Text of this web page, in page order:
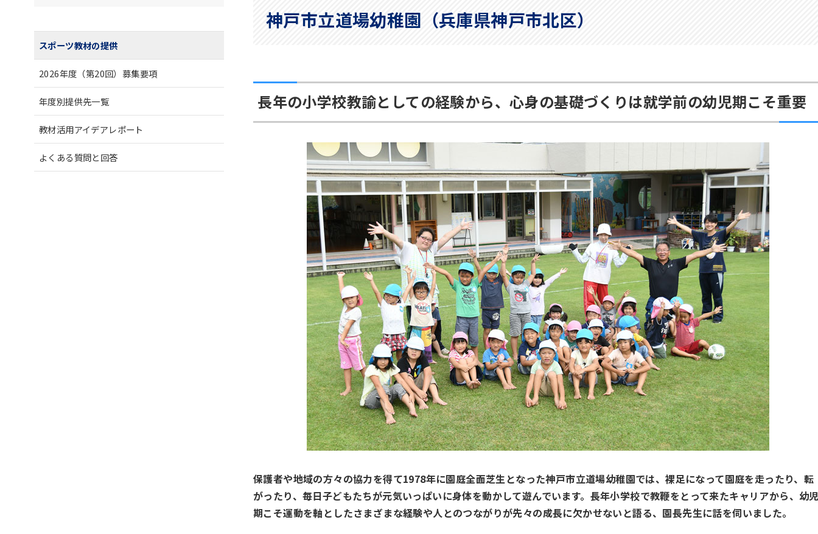
神戸市立道場幼稚園（兵庫県神戸市北区）
長年の小学校教諭としての経験から、心身の基礎づくりは就学前の幼児期こそ重要
保護者や地域の方々の協力を得て1978年に園庭全面芝生となった神戸市立道場幼稚園では、裸足になって園庭を走ったり、転
がったり、毎日子どもたちが元気いっぱいに身体を動かして遊んでいます。長年小学校で教鞭をとって来たキャリアから、幼
期こそ運動を軸としたさまざまな経験や人とのつながりが先々の成長に欠かせないと語る、園長先生に話を伺いました。
スポーツ教材の提供
2026年度（第20回）募集要項
年度別提供先一覧
教材活用アイデアレポート
よくある質問と回答